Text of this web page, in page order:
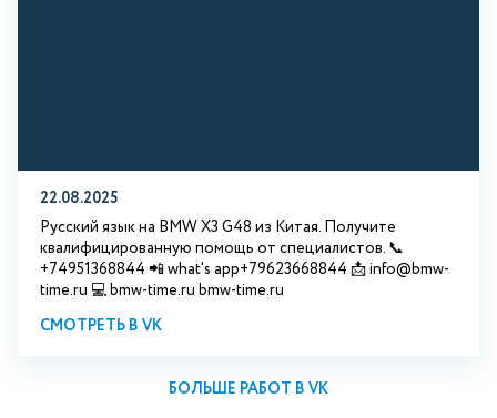
22.08.2025
Русский язык на BMW X3 G48 из Китая. Получите
квалифицированную помощь от специалистов. 📞
+74951368844 📲 what's app+79623668844 📩 info@bmw-
time.ru 💻 bmw-time.ru bmw-time.ru
СМОТРЕТЬ В VK
БОЛЬШЕ РАБОТ В VK